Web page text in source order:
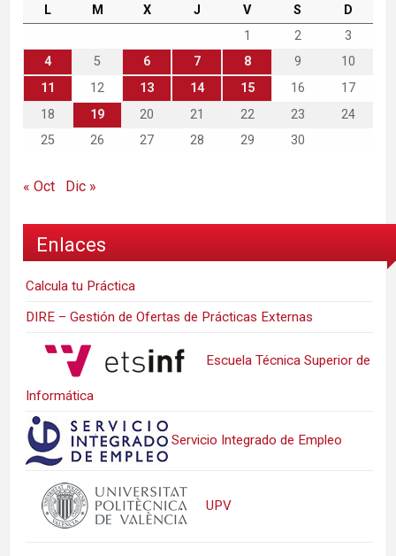
L M X J V S
D
1
2
3
4
5 6 7 8 9
10
11
12 13 14 15 16
17
18
19 20 21 22 23
24
25
26 27 28 29 30
« Oct Dic »
Enlaces
Calcula tu Práctica
DIRE – Gestión de Ofertas de Prácticas Externas
Escuela Técnica Superior de
Informática
Servicio Integrado de Empleo
UPV